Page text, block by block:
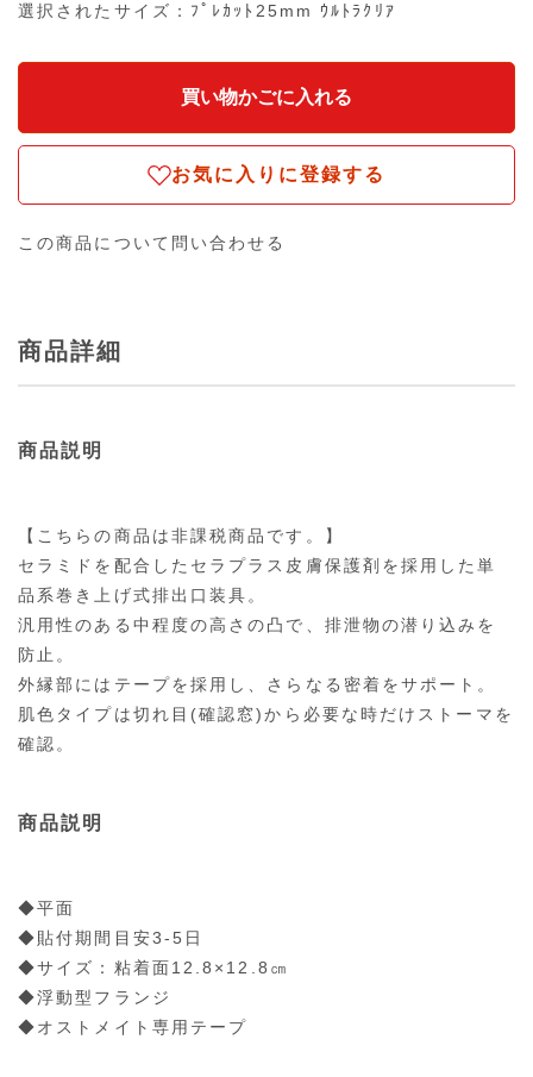
選択されたサイズ：ﾌﾟﾚｶｯﾄ25mm ｳﾙﾄﾗｸﾘｱ
お気に入りに登録する
この商品について問い合わせる
商品詳細
商品説明
【こちらの商品は非課税商品です。】
セラミドを配合したセラプラス皮膚保護剤を採用した単
品系巻き上げ式排出口装具。
汎用性のある中程度の高さの凸で、排泄物の潜り込みを
防止。
外縁部にはテープを採用し、さらなる密着をサポート。
肌色タイプは切れ目(確認窓)から必要な時だけストーマを
確認。
商品説明
◆平面
◆貼付期間目安3-5日
◆サイズ：粘着面12.8×12.8㎝
◆浮動型フランジ
◆オストメイト専用テープ